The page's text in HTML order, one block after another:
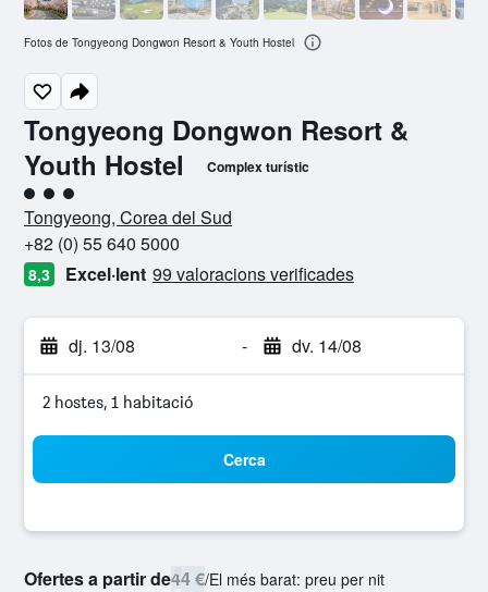
Tongyeong Dongwon Resort &
Youth Hostel
Complex turístic
Categoria 3
Tongyeong, Corea del Sud
+82 (0) 55 640 5000
8,3 Excel·lent 99 valoracions verificades
dj. 13/08 - dv. 14/08
2 hostes, 1 habitació
Cerca
Ofertes a partir de44 €/El més barat: preu per nit
Fotos de Tongyeong Dongwon Resort & Youth Hostel